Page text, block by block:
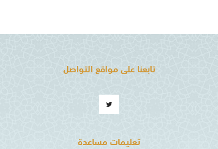
تابعنا على مواقع التواصل
تعليمات مساعدة